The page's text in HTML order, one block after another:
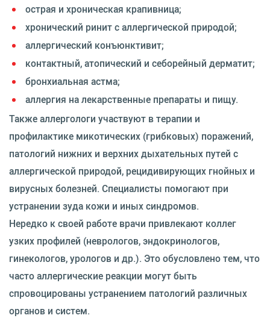
острая и хроническая крапивница;
хронический ринит с аллергической природой;
аллергический конъюнктивит;
контактный, атопический и себорейный дерматит;
бронхиальная астма;
аллергия на лекарственные препараты и пищу.
Также аллергологи участвуют в терапии и
профилактике микотических (грибковых) поражений,
патологий нижних и верхних дыхательных путей с
аллергической природой, рецидивирующих гнойных и
вирусных болезней. Специалисты помогают при
устранении зуда кожи и иных синдромов.
Нередко к своей работе врачи привлекают коллег
узких профилей (неврологов, эндокринологов,
гинекологов, урологов и др.). Это обусловлено тем, что
часто аллергические реакции могут быть
спровоцированы устранением патологий различных
органов и систем.